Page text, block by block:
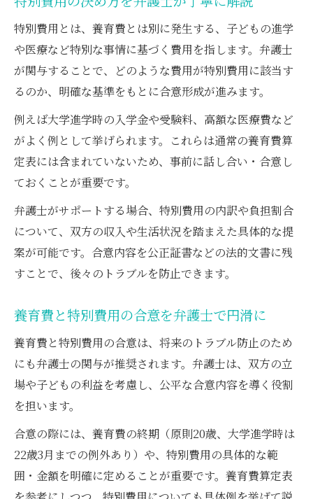
特別費用とは、養育費とは別に発生する、子どもの進学
や医療など特別な事情に基づく費用を指します。弁護士
が関与することで、どのような費用が特別費用に該当す
るのか、明確な基準をもとに合意形成が進みます。
例えば大学進学時の入学金や受験料、高額な医療費など
がよく例として挙げられます。これらは通常の養育費算
定表には含まれていないため、事前に話し合い・合意し
ておくことが重要です。
弁護士がサポートする場合、特別費用の内訳や負担割合
について、双方の収入や生活状況を踏まえた具体的な提
案が可能です。合意内容を公正証書などの法的文書に残
すことで、後々のトラブルを防止できます。
養育費と特別費用の合意を弁護士で円滑に
養育費と特別費用の合意は、将来のトラブル防止のため
にも弁護士の関与が推奨されます。弁護士は、双方の立
場や子どもの利益を考慮し、公平な合意内容を導く役割
を担います。
合意の際には、養育費の終期（原則20歳、大学進学時は
22歳3月までの例外あり）や、特別費用の具体的な範
囲・金額を明確に定めることが重要です。養育費算定表